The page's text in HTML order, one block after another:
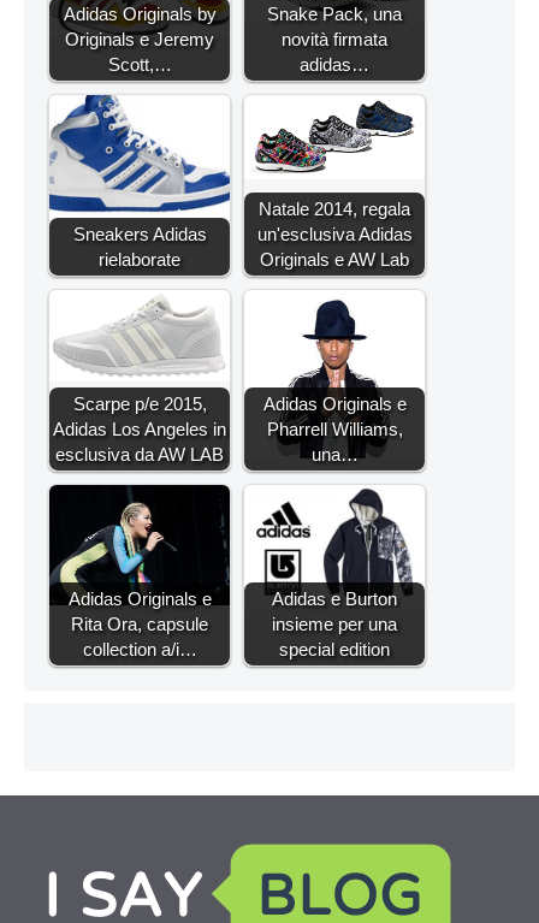
Adidas Originals by
Originals e Jeremy
Scott,…
Snake Pack, una
novità firmata
adidas…
Sneakers Adidas
rielaborate
Natale 2014, regala
un'esclusiva Adidas
Originals e AW Lab
Scarpe p/e 2015,
Adidas Los Angeles in
esclusiva da AW LAB
Adidas Originals e
Pharrell Williams,
una…
Adidas Originals e
Rita Ora, capsule
collection a/i…
Adidas e Burton
insieme per una
special edition